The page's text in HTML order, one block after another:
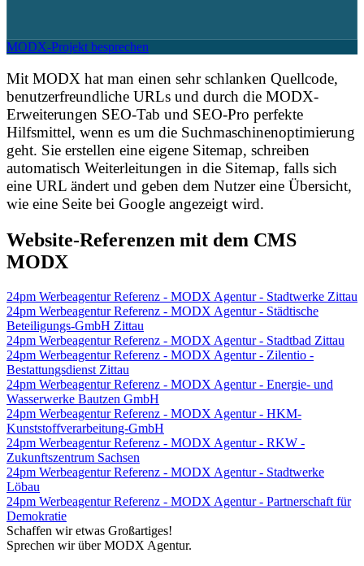
MODX-Projekt besprechen
Mit MODX hat man einen sehr schlanken Quellcode,
benutzerfreundliche URLs und durch die MODX-
Erweiterungen SEO-Tab und SEO-Pro perfekte
Hilfsmittel, wenn es um die Suchmaschinenoptimierung
geht. Sie erstellen eine eigene Sitemap, schreiben
automatisch Weiterleitungen in die Sitemap, falls sich
eine URL ändert und geben dem Nutzer eine Übersicht,
wie eine Seite bei Google angezeigt wird.
Website-Referenzen mit dem CMS
MODX
24pm Werbeagentur Referenz - MODX Agentur - Stadtwerke Zittau
24pm Werbeagentur Referenz - MODX Agentur - Städtische
Beteiligungs-GmbH Zittau
24pm Werbeagentur Referenz - MODX Agentur - Stadtbad Zittau
24pm Werbeagentur Referenz - MODX Agentur - Zilentio -
Bestattungsdienst Zittau
24pm Werbeagentur Referenz - MODX Agentur - Energie- und
Wasserwerke Bautzen GmbH
24pm Werbeagentur Referenz - MODX Agentur - HKM-
Kunststoffverarbeitung-GmbH
24pm Werbeagentur Referenz - MODX Agentur - RKW -
Zukunftszentrum Sachsen
24pm Werbeagentur Referenz - MODX Agentur - Stadtwerke
Löbau
24pm Werbeagentur Referenz - MODX Agentur - Partnerschaft für
Demokratie
Schaffen wir etwas Großartiges!
Sprechen wir über MODX Agentur.